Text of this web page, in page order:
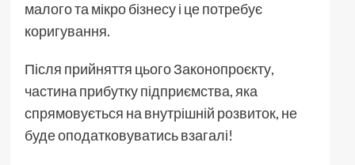
малого та мікро бізнесу і це потребує
коригування.
Після прийняття цього Законопроєкту,
частина прибутку підприємства, яка
спрямовується на внутрішній розвиток, не
буде оподатковуватись взагалі!